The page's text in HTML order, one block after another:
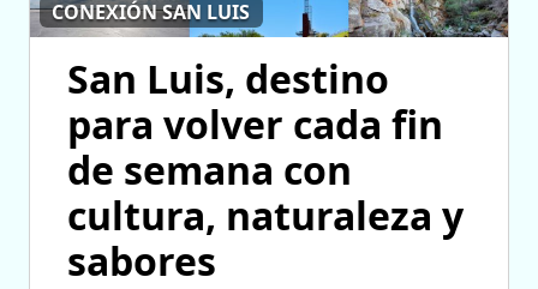
CONEXIÓN SAN LUIS
San Luis, destino
para volver cada fin
de semana con
cultura, naturaleza y
sabores